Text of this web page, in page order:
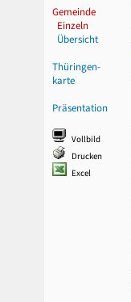
Gemeinde
Einzeln
Übersicht
Thüringen-
karte
Präsentation
Vollbild
Drucken
Excel